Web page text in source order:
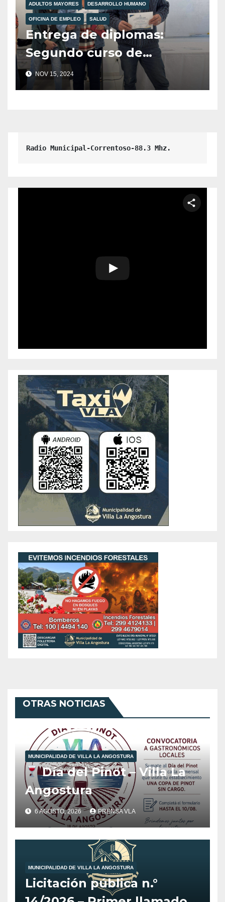
ADULTOS MAYORES DESARROLLO HUMANO
OFICINA DE EMPLEO SALUD
Entrega de diplomas:
Segundo curso de
Formación de Cuidadores
Domiciliarios con
NOV 15, 2024
Radio Municipal-Correntoso-88.3 Mhz.
OTRAS NOTICIAS
MUNICIPALIDAD DE VILLA LA ANGOSTURA
Día del Pinot – Villa La
Angostura
6 AGOSTO, 2026 PRENSA VLA
MUNICIPALIDAD DE VILLA LA ANGOSTURA
Licitación pública n.°